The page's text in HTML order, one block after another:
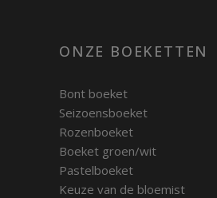
ONZE BOEKETTEN
Bont boeket
Seizoensboeket
Rozenboeket
Boeket groen/wit
Pastelboeket
Keuze van de bloemist